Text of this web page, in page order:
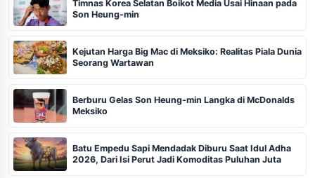
Timnas Korea Selatan Boikot Media Usai Hinaan pada
Son Heung-min
Kejutan Harga Big Mac di Meksiko: Realitas Piala Dunia
Seorang Wartawan
Berburu Gelas Son Heung-min Langka di McDonalds
Meksiko
Batu Empedu Sapi Mendadak Diburu Saat Idul Adha
2026, Dari Isi Perut Jadi Komoditas Puluhan Juta